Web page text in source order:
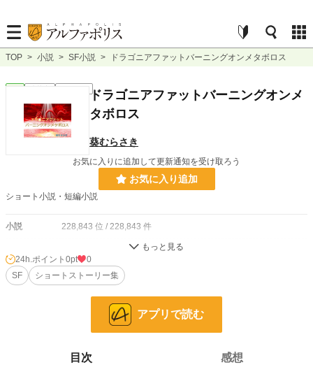
TOP > 小説 > SF小説 > ドラゴニアファットバーニングオンメタボロス
ドラゴニアファットバーニングオンメ
タボロス
葵むらさき
お気に入りに追加して更新通知を受け取ろう
お気に入り追加
ショート小説・短編小説
小説 228,843 位 / 228,843 件
お気に入り 0
24h.ポイント 0pt
0
SF
ショートストーリー集
アプリで読む
目次 感想